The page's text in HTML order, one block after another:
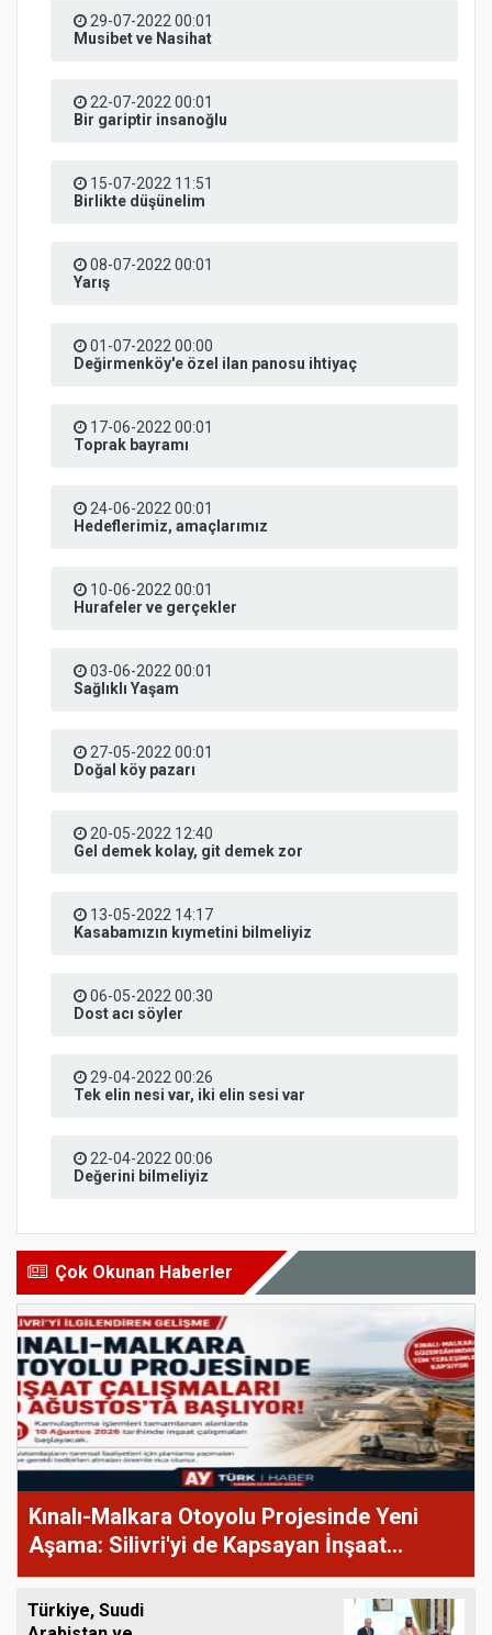
29-07-2022 00:01
Musibet ve Nasihat
22-07-2022 00:01
Bir gariptir insanoğlu
15-07-2022 11:51
Birlikte düşünelim
08-07-2022 00:01
Yarış
01-07-2022 00:00
Değirmenköy'e özel ilan panosu ihtiyaç
17-06-2022 00:01
Toprak bayramı
24-06-2022 00:01
Hedeflerimiz, amaçlarımız
10-06-2022 00:01
Hurafeler ve gerçekler
03-06-2022 00:01
Sağlıklı Yaşam
27-05-2022 00:01
Doğal köy pazarı
20-05-2022 12:40
Gel demek kolay, git demek zor
13-05-2022 14:17
Kasabamızın kıymetini bilmeliyiz
06-05-2022 00:30
Dost acı söyler
29-04-2022 00:26
Tek elin nesi var, iki elin sesi var
22-04-2022 00:06
Değerini bilmeliyiz
Çok Okunan Haberler
Kınalı-Malkara Otoyolu Projesinde Yeni
Aşama: Silivri'yi de Kapsayan İnşaat
Çalışmaları 10 Ağustos'ta Başlıyor
Türkiye, Suudi